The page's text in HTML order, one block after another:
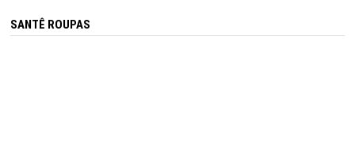
SANTÊ ROUPAS